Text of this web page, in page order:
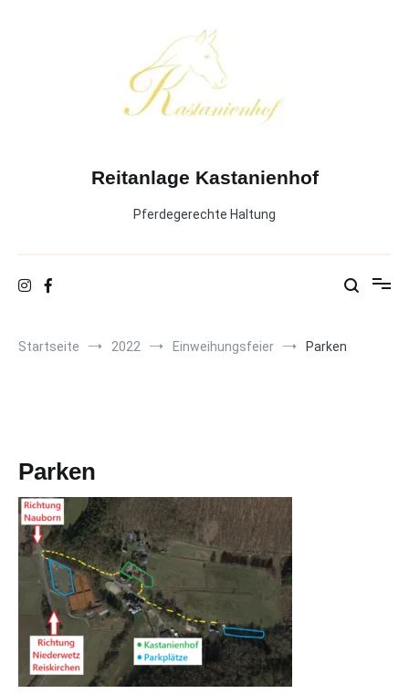
Reitanlage Kastanienhof
Pferdegerechte Haltung
Startseite 2022 Einweihungsfeier Parken
Parken